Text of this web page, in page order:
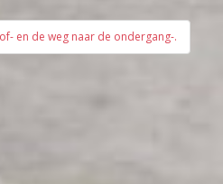
en de weg naar de ondergang-.